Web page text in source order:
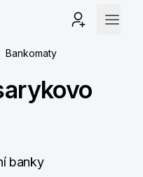
Bankomaty
banky